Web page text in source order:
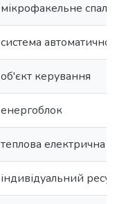
мікрофакельне
система
об'єкт керування
енергоблок
теплова електрична
індивідуальний